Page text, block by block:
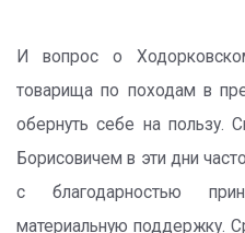
И вопрос о
товарища по походам в
обернуть себе на пользу.
Борисовичем в эти дни
с благодарностью
материальную поддержку.